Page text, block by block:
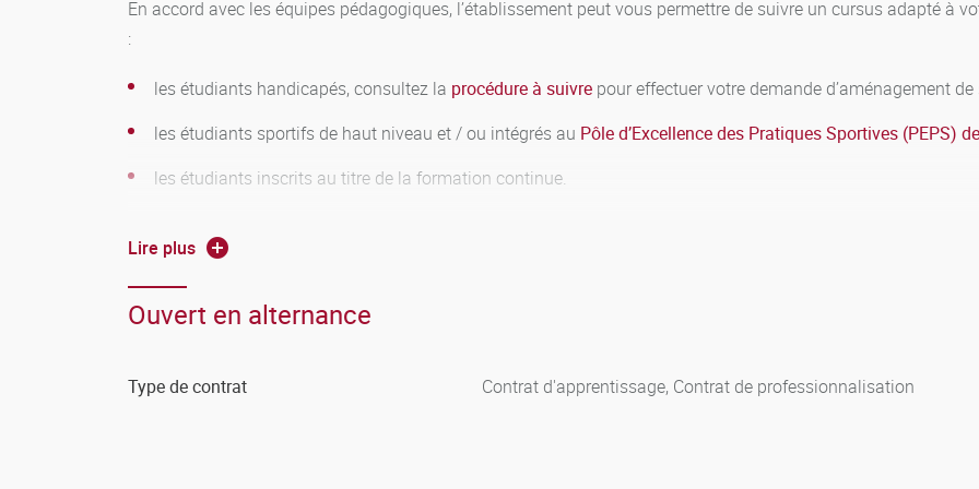
En accord avec les équipes pédagogiques, l’établissement peut vous permettre de suivre un cursus adapté à
:
les étudiants handicapés, consultez la procédure à suivre pour effectuer votre demande d’aménagement
les étudiants sportifs de haut niveau et / ou intégrés au Pôle d’Excellence des Pratiques Sportives (PEPS)
les étudiants inscrits au titre de la formation continue.
formation puis transmis au service scolarité de la formation. Ce document est établi et communiqué à la
universitaire ou, si l’emploi est obtenu en cours d’année, dans le mois qui suit le début du contrat. Le jury est
statuts des étudiants salariés et des étudiants intégrés au PEPS de l’uB ont consultables sur le site Internet et
Lire plus
Ouvert en alternance
Type de contrat Contrat d'apprentissage, Contrat de professionnalisation